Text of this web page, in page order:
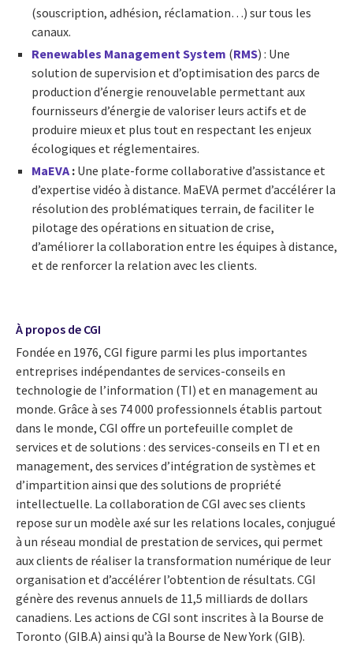
(souscription, adhésion, réclamation…) sur tous les
canaux.
Renewables Management System (RMS) : Une
solution de supervision et d’optimisation des parcs de
production d’énergie renouvelable permettant aux
fournisseurs d’énergie de valoriser leurs actifs et de
produire mieux et plus tout en respectant les enjeux
écologiques et réglementaires.
MaEVA : Une plate-forme collaborative d’assistance et
d’expertise vidéo à distance. MaEVA permet d’accélérer la
résolution des problématiques terrain, de faciliter le
pilotage des opérations en situation de crise,
d’améliorer la collaboration entre les équipes à distance,
et de renforcer la relation avec les clients.
À propos de CGI
Fondée en 1976, CGI figure parmi les plus importantes
entreprises indépendantes de services-conseils en
technologie de l’information (TI) et en management au
monde. Grâce à ses 74 000 professionnels établis partout
dans le monde, CGI offre un portefeuille complet de
services et de solutions : des services-conseils en TI et en
management, des services d’intégration de systèmes et
d’impartition ainsi que des solutions de propriété
intellectuelle. La collaboration de CGI avec ses clients
repose sur un modèle axé sur les relations locales, conjugué
à un réseau mondial de prestation de services, qui permet
aux clients de réaliser la transformation numérique de leur
organisation et d’accélérer l’obtention de résultats. CGI
génère des revenus annuels de 11,5 milliards de dollars
canadiens. Les actions de CGI sont inscrites à la Bourse de
Toronto (GIB.A) ainsi qu’à la Bourse de New York (GIB).